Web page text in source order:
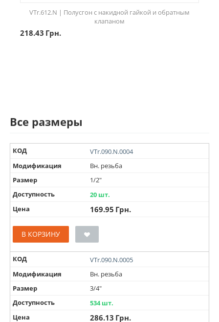
VTr.612.N | Полусгон с накидной гайкой и обратным
клапаном
218.43 Грн.
Все размеры
КОД
VTr.090.N.0004
Модификация
Вн. резьба
Размер
1/2"
Доступность
20 шт.
Цена
169.95 Грн.
В КОРЗИНУ
КОД
VTr.090.N.0005
Модификация
Вн. резьба
Размер
3/4"
Доступность
534 шт.
Цена
286.13 Грн.